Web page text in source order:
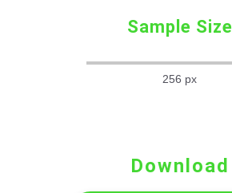
Sample Size
256 px
Download